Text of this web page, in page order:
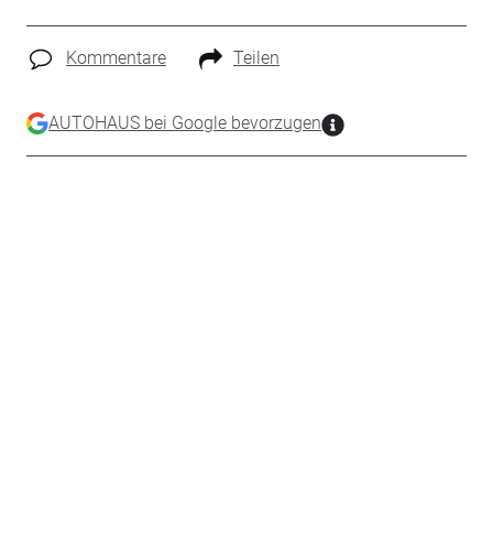
Kommentare Teilen
AUTOHAUS bei Google bevorzugen